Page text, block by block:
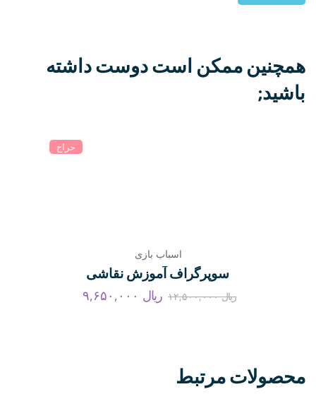
همچنین ممکن است دوست داشته
باشید;
حراج
اسباب بازی
سوپرگراف آموزش نقاشی
ریال ریال۱۲,۵۰۰,۰۰۰
محصولات مرتبط